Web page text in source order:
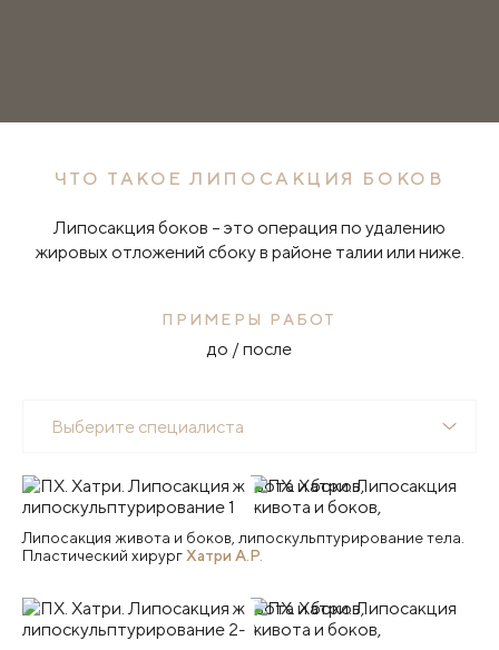
ЧТО ТАКОЕ ЛИПОСАКЦИЯ БОКОВ
Липосакция боков – это операция по удалению
жировых отложений сбоку в районе талии или ниже.
ПРИМЕРЫ РАБОТ
до / после
Выберите специалиста
Липосакция живота и боков, липоскульптурирование тела.
Пластический хирург Хатри А.Р.